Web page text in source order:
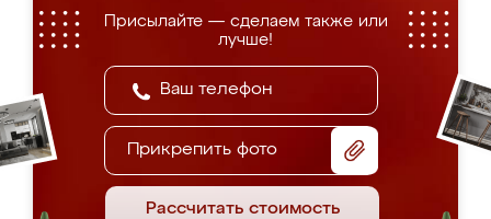
Присылайте — сделаем также или
лучше!
Прикрепить фото
Рассчитать стоимость